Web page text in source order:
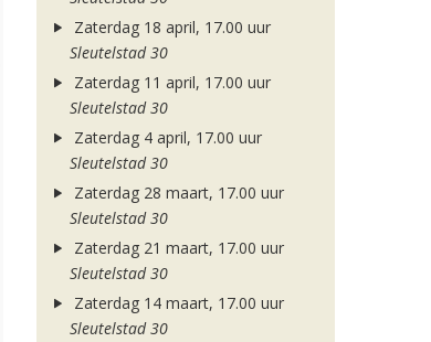
Zaterdag 18 april, 17.00 uur
Sleutelstad 30
Zaterdag 11 april, 17.00 uur
Sleutelstad 30
Zaterdag 4 april, 17.00 uur
Sleutelstad 30
Zaterdag 28 maart, 17.00 uur
Sleutelstad 30
Zaterdag 21 maart, 17.00 uur
Sleutelstad 30
Zaterdag 14 maart, 17.00 uur
Sleutelstad 30